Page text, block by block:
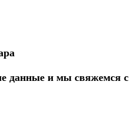
данные и мы свяжемся с